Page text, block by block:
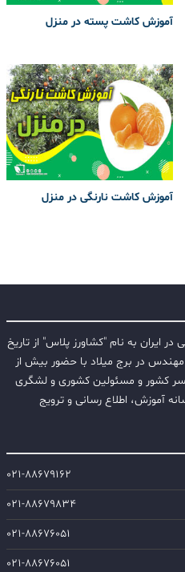
آموزش کاشت پسته در منزل
آموزش کاشت نارنگی در منزل
ایران به نام "کشاورز پلاس" از تاریخ
همزمان با روز مهندس در برج میلاد با حضور بیش از
سراسر کشور و مسئولین کشوری و لشگری
آموزش، اطلاع رسانی و ترویج
۰۲۱-۸۸۶۷۹۱۶۲
۰۲۱-۸۸۶۷۹۸۳۴
۰۲۱-۸۸۶۷۶۰۵۱
۰۲۱-۸۸۶۷۶۰۵۱